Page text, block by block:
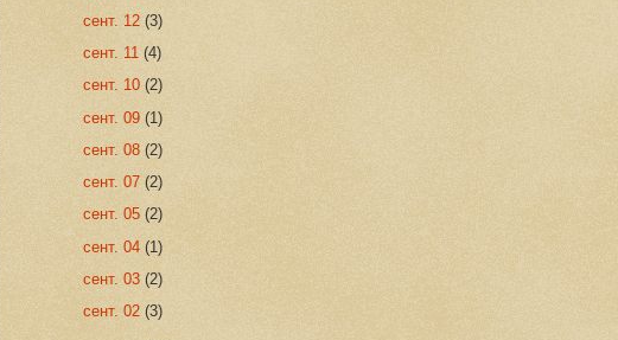
сент. 12 (3)
сент. 11 (4)
сент. 10 (2)
сент. 09 (1)
сент. 08 (2)
сент. 07 (2)
сент. 05 (2)
сент. 04 (1)
сент. 03 (2)
сент. 02 (3)